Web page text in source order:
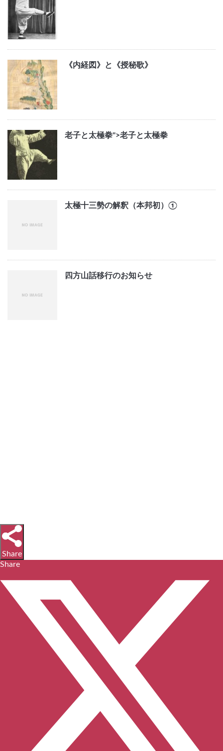
《内経図》と《授秘歌》
老子と太極拳">老子と太極拳
太極十三勢の解釈（本邦初）①
四方山話移行のお知らせ
Share
Share